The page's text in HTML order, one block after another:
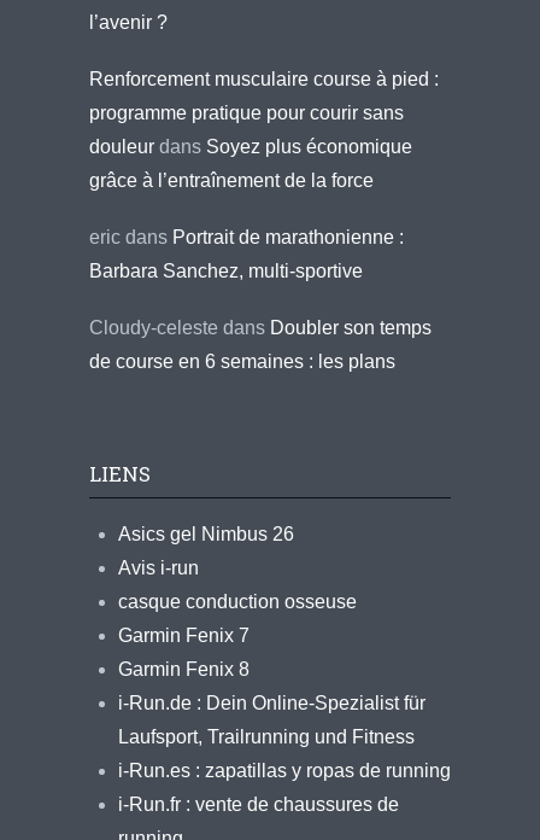
l’avenir ?
Renforcement musculaire course à pied :
programme pratique pour courir sans
douleur dans Soyez plus économique
grâce à l’entraînement de la force
eric dans Portrait de marathonienne :
Barbara Sanchez, multi-sportive
Cloudy-celeste dans Doubler son temps
de course en 6 semaines : les plans
LIENS
Asics gel Nimbus 26
Avis i-run
casque conduction osseuse
Garmin Fenix 7
Garmin Fenix 8
i-Run.de : Dein Online-Spezialist für
Laufsport, Trailrunning und Fitness
i-Run.es : zapatillas y ropas de running
i-Run.fr : vente de chaussures de